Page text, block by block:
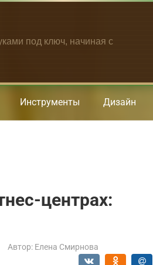
под ключ, начиная с
Инструменты Дизайн
центрах:
Автор: Елена Смирнова